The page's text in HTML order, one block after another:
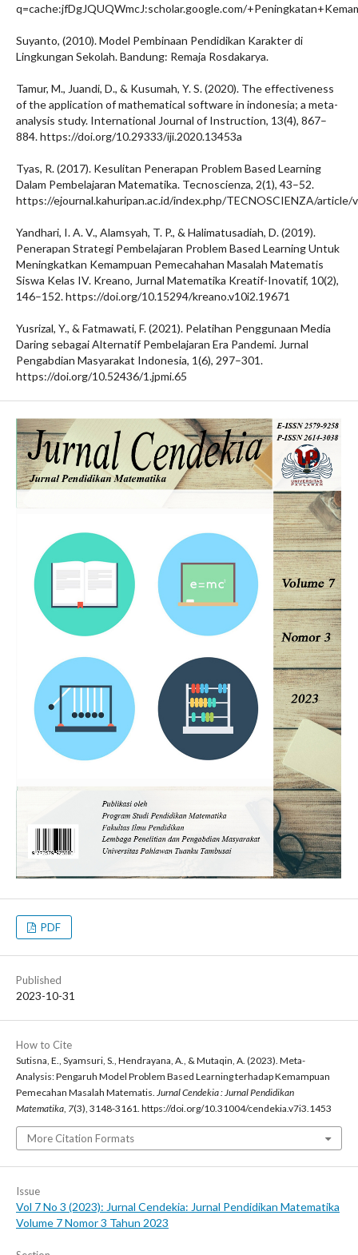
q=cache:jfDgJQUQWmcJ:scholar.google.com/
Suyanto, (2010). Model Pembinaan Pendidikan Karakter di
Lingkungan Sekolah. Bandung: Remaja Rosdakarya.
Tamur, M., Juandi, D., & Kusumah, Y. S. (2020). The effectiveness
of the application of mathematical software in indonesia; a meta-
analysis study. International Journal of Instruction, 13(4), 867–
884. https://doi.org/10.29333/iji.2020.13453a
Tyas, R. (2017). Kesulitan Penerapan Problem Based Learning
Dalam Pembelajaran Matematika. Tecnoscienza, 2(1), 43–52.
https://ejournal.kahuripan.ac.id/index.php/TECNOSCIENZA/article/
Yandhari, I. A. V., Alamsyah, T. P., & Halimatusadiah, D. (2019).
Penerapan Strategi Pembelajaran Problem Based Learning Untuk
Meningkatkan Kemampuan Pemecahahan Masalah Matematis
Siswa Kelas IV. Kreano, Jurnal Matematika Kreatif-Inovatif, 10(2),
146–152. https://doi.org/10.15294/kreano.v10i2.19671
Yusrizal, Y., & Fatmawati, F. (2021). Pelatihan Penggunaan Media
Daring sebagai Alternatif Pembelajaran Era Pandemi. Jurnal
Pengabdian Masyarakat Indonesia, 1(6), 297–301.
https://doi.org/10.52436/1.jpmi.65
PDF
Published
2023-10-31
How to Cite
Sutisna, E., Syamsuri, S., Hendrayana, A., & Mutaqin, A. (2023). Meta-
Analysis: Pengaruh Model Problem Based Learning terhadap Kemampuan
Pemecahan Masalah Matematis. Jurnal Cendekia : Jurnal Pendidikan
Matematika, 7(3), 3148-3161. https://doi.org/10.31004/cendekia.v7i3.1453
More Citation Formats
Issue
Vol 7 No 3 (2023): Jurnal Cendekia: Jurnal Pendidikan Matematika
Volume 7 Nomor 3 Tahun 2023